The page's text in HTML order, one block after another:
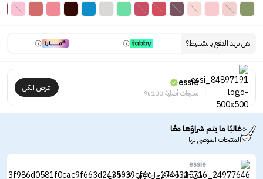
هل تريد الدفع بالتقسيط؟
essie
منتجات أصلية 100%
عرض الكل
غالبًا ما يتم شراؤها معًا
المنتجات الموصى بها
essie
ايسي طلاء الاظافر جل كوتور - 13.5 مل